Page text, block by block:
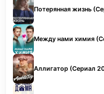
Потерянная жизнь
Между нами химия
Аллигатор (Сериал